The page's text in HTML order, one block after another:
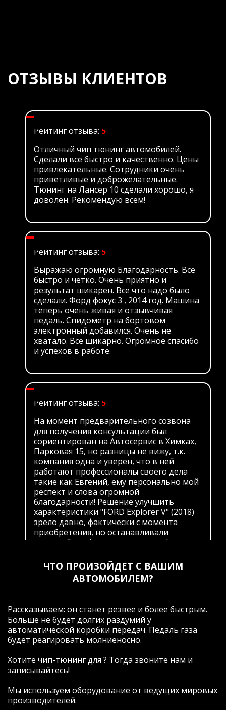
ОТЗЫВЫ КЛИЕНТОВ
Рейтинг отзыва: 5
Отличный чип тюнинг автомобилей.
Сделали все быстро и качественно. Цены
привлекательные. Сотрудники очень
приветливые и доброжелательные.
Тюнинг на Лансер 10 сделали хорошо, я
доволен. Рекомендую всем!
Рейтинг отзыва: 5
Выражаю огромную Благодарность. Все
быстро и четко. Очень приятно и
результат шикарен. Все что надо было
сделали. Форд фокус 3 , 2014 год. Машина
теперь очень живая и отзывчивая
педаль. Спидометр на бортовом
электронный добавился. Очень не
хватало. Все шикарно. Огромное спасибо
и успехов в работе.
Рейтинг отзыва: 5
На момент предварительного созвона
для получения консультации был
сориентирован на Автосервис в Химках,
Парковая 15, но разницы не вижу, т.к.
компания одна и уверен, что в ней
работают профессионалы своего дела
такие как Евгений, ему персонально мой
респект и слова огромной
благодарности! Решение улучшить
характеристики "FORD Explorer V" (2018)
зрело давно, фактически с момента
приобретения, но останавливали
гарантийные (пусть и невнятные)
ограниченность доступной информации
по этой теме. Изучая вопрос, открыл для
себя тот факт,что комплектация "Limited
оказывается не дает возможность
пользоваться интересными и нужными с
точки зрения комфорта опциями, и этот
факт "дискриминации" известного
новых авто в России подтолкнул меня к
еще более глубокому изучению вопроса.
общения, в том числе с теми, кто пытался
навязывать только свое видение
ЧТО ПРОИЗОЙДЕТ С ВАШИМ
АВТОМОБИЛЕМ?
Рассказываем: он станет резвее и более быстрым.
Больше не будет долгих раздумий у
автоматической коробки передач. Педаль газа
будет реагировать молниеносно.
Хотите чип-тюнинг для ? Тогда звоните нам и
записывайтесь!
Мы используем оборудование от ведущих мировых
производителей.